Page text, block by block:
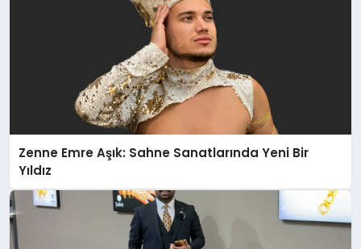
Zenne Emre Aşık: Sahne Sanatlarında Yeni Bir
Yıldız